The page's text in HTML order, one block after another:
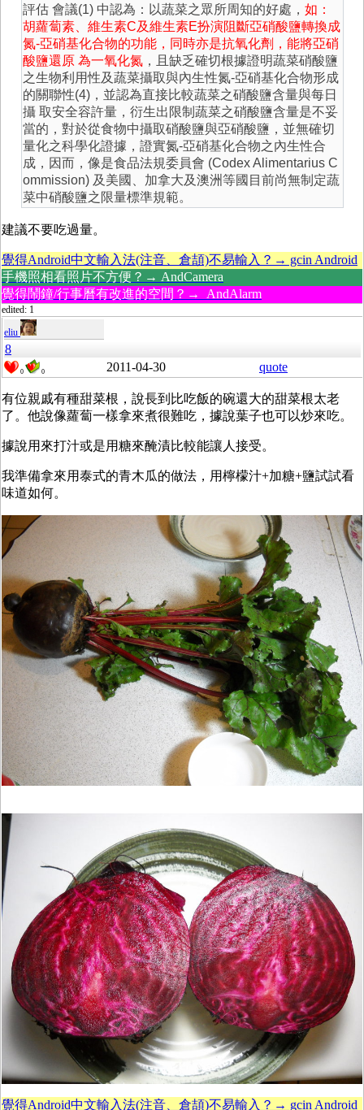
評估 會議(1) 中認為：以蔬菜之眾所周知的好處， 如：
胡蘿蔔素、維生素C及維生素E扮演阻斷亞硝酸鹽轉換成
氮-亞硝基化合物的功能，同時亦是抗氧化劑，能將亞硝
酸鹽還原 為一氧化氮，且缺乏確切根據證明蔬菜硝酸鹽
之生物利用性及蔬菜攝取與內生性氮-亞硝基化合物形成
的關聯性(4)，並認為直接比較蔬菜之硝酸鹽含量與每日
攝 取安全容許量，衍生出限制蔬菜之硝酸鹽含量是不妥
當的，對於從食物中攝取硝酸鹽與亞硝酸鹽，並無確切
量化之科學化證據，證實氮-亞硝基化合物之內生性合
成，因而，像是食品法規委員會 (Codex Alimentarius C
ommission) 及美國、加拿大及澳洲等國目前尚無制定蔬
菜中硝酸鹽之限量標準規範。
建議不要吃過量。
覺得Android中文輸入法(注音、倉頡)不易輸入？→ gcin Android
手機照相看照片不方便？→ AndCamera
覺得鬧鐘/行事曆有改進的空間？→ AndAlarm
edited: 1
eliu
8
0 0 2011-04-30 quote
有位親戚有種甜菜根，說長到比吃飯的碗還大的甜菜根太老
了。他說像蘿蔔一樣拿來煮很難吃，據說葉子也可以炒來吃。
據說用來打汁或是用糖來醃漬比較能讓人接受。
我準備拿來用泰式的青木瓜的做法，用檸檬汁+加糖+鹽試試看
味道如何。
覺得Android中文輸入法(注音、倉頡)不易輸入？→ gcin Android